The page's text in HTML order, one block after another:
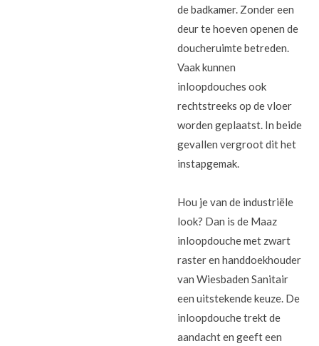
de badkamer. Zonder een
deur te hoeven openen de
doucheruimte betreden.
Vaak kunnen
inloopdouches ook
rechtstreeks op de vloer
worden geplaatst. In beide
gevallen vergroot dit het
instapgemak.
Hou je van de industriële
look? Dan is de Maaz
inloopdouche met zwart
raster en handdoekhouder
van Wiesbaden Sanitair
een uitstekende keuze. De
inloopdouche trekt de
aandacht en geeft een